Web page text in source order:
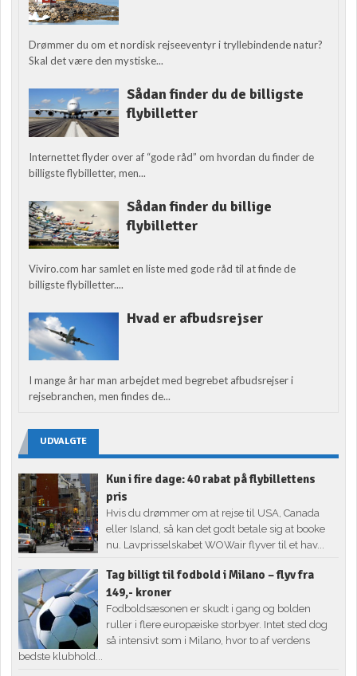
Drømmer du om et nordisk rejseeventyr i tryllebindende natur?
Skal det være den mystiske...
Sådan finder du de billigste
flybilletter
Internettet flyder over af “gode råd” om hvordan du finder de
billigste flybilletter, men...
Sådan finder du billige
flybilletter
Viviro.com har samlet en liste med gode råd til at finde de
billigste flybilletter....
Hvad er afbudsrejser
I mange år har man arbejdet med begrebet afbudsrejser i
rejsebranchen, men findes de...
UDVALGTE
Kun i fire dage: 40 rabat på flybillettens
pris
Hvis du drømmer om at rejse til USA, Canada
eller Island, så kan det godt betale sig at booke
nu. Lavprisselskabet WOWair flyver til et hav...
Tag billigt til fodbold i Milano – flyv fra
149,- kroner
Fodboldsæsonen er skudt i gang og bolden
ruller i flere europæiske storbyer. Intet sted dog
så intensivt som i Milano, hvor to af verdens
bedste klubhold...